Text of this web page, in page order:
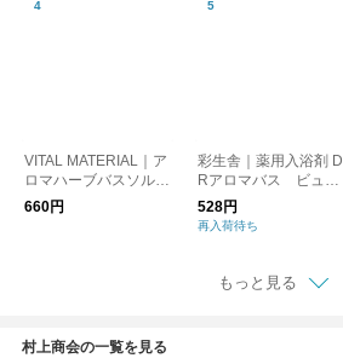
VITAL MATERIAL｜ア
ロマハーブバスソルト
（1回用）
660円
彩生舎｜薬用入浴剤 D
Rアロマバス ビュー
ティー・スキンケア・
正眠
528円
再入荷待ち
もっと見る
村上商会の一覧を見る